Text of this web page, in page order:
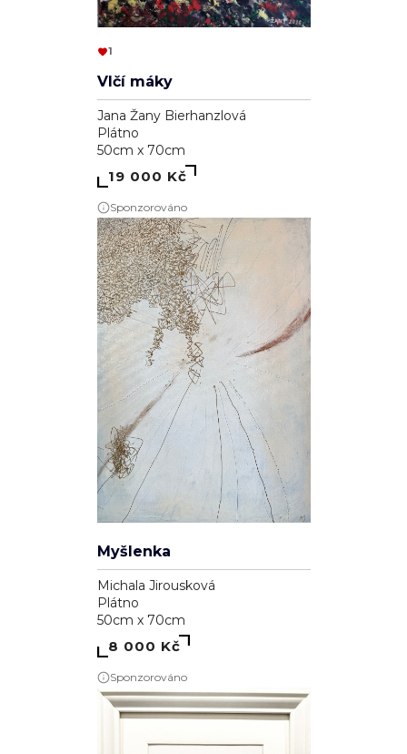
1
Vlčí máky
Jana Žany Bierhanzlová
Plátno
50cm x 70cm
19 000 Kč
Sponzorováno
Myšlenka
Michala Jirousková
Plátno
50cm x 70cm
8 000 Kč
Sponzorováno